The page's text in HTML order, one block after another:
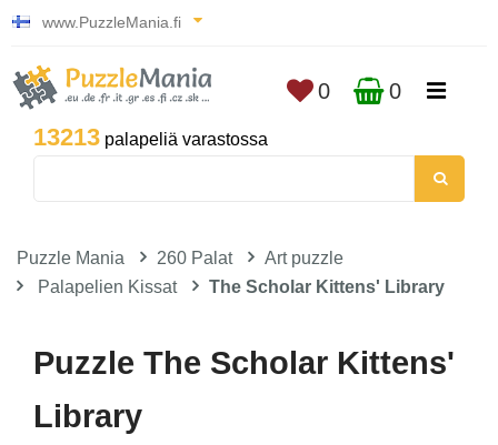
www.PuzzleMania.fi
13213 palapeliä varastossa
0 0
Puzzle Mania 260 Palat
Art puzzle
Palapelien Kissat
The Scholar Kittens' Library
Puzzle The Scholar Kittens'
Library